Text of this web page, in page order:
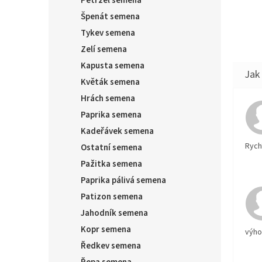
Špenát semena
Tykev semena
Zelí semena
Kapusta semena
Květák semena
Hrách semena
Paprika semena
Kadeřávek semena
Ostatní semena
Pažitka semena
Paprika pálivá semena
Patizon semena
Jahodník semena
Kopr semena
Ředkev semena